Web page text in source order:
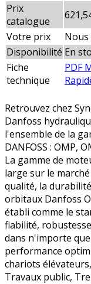
Prix
catalogue
Votre prix
Disponibilité En
Fiche
technique
PDF
Retrouvez chez
Danfoss
l'ensemble de la
DANFOSS : OMP,
La gamme de
large sur le
qualité, la
orbitaux Danfoss
établi comme le
fiabilité,
dans n'importe
performance
chariots
Travaux public,